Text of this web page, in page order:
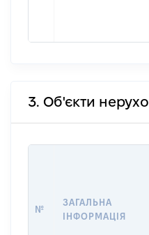
3. Об'єкти
№
ЗАГАЛЬНА
ІНФОРМАЦІЯ